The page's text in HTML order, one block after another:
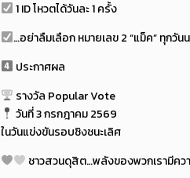
1 ID โหวตได้วันละ 1 ครั้ง
…อย่าลืมเลือก หมายเลข 2 “แม็ค” ทุกวันน
ประกาศผล
รางวัล Popular Vote
วันที่ 3 กรกฎาคม 2569
ในวันแข่งขันรอบชิงชนะเลิศ
ชาวสวนดุสิต…พลังของพวกเรามีคว